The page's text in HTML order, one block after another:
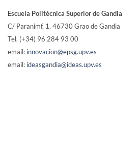
Escuela Politécnica Superior de Gandia
C/ Paranimf, 1. 46730 Grao de Gandia
Tel. (+34) 96 284 93 00
email: innovacion@epsg.upv.es
email: ideasgandia@ideas.upv.es